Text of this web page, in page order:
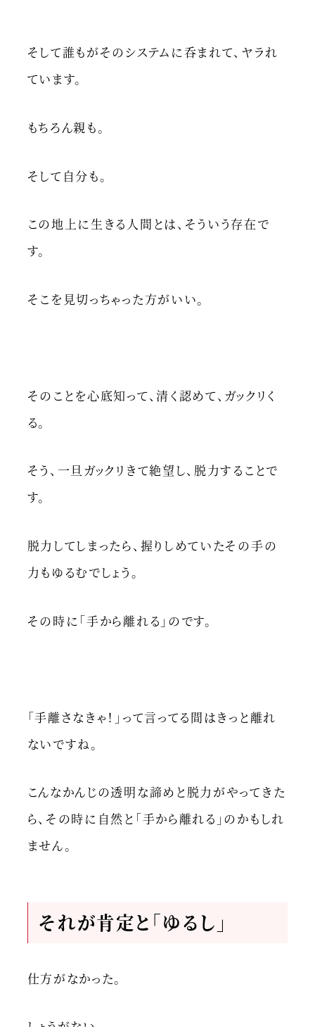
そして誰もがそのシステムに呑まれて、ヤラれ
ています。
もちろん親も。
そして自分も。
この地上に生きる人間とは、そういう存在で
す。
そこを見切っちゃった方がいい。
そのことを心底知って、清く認めて、ガックリく
る。
そう、一旦ガックリきて絶望し、脱力することで
す。
脱力してしまったら、握りしめていたその手の
力もゆるむでしょう。
その時に「手から離れる」のです。
「手離さなきゃ！」って言ってる間はきっと離れ
ないですね。
こんなかんじの透明な諦めと脱力がやってきた
ら、その時に自然と「手から離れる」のかもしれ
ません。
それが肯定と「ゆるし」
仕方がなかった。